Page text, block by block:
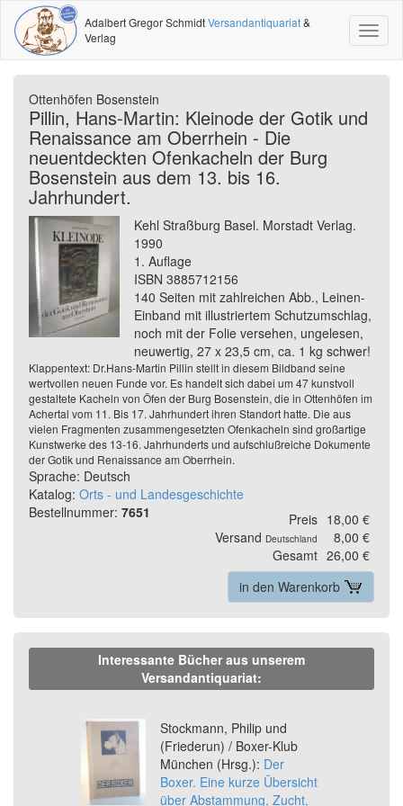
Adalbert Gregor SchmidtVersandantiquariat&
Verlag
Ottenhöfen Bosenstein
Pillin, Hans-Martin: Kleinode der Gotik und
Renaissance am Oberrhein - Die
neuentdeckten Ofenkacheln der Burg
Bosenstein aus dem 13. bis 16.
Jahrhundert.
Kehl Straßburg Basel. Morstadt Verlag.
1990
1. Auflage
ISBN 3885712156
140 Seiten mit zahlreichen Abb., Leinen-
Einband mit illustriertem Schutzumschlag,
noch mit der Folie versehen, ungelesen,
neuwertig, 27 x 23,5 cm, ca. 1 kg schwer!
Klappentext: Dr.Hans-Martin Pillin stellt in diesem Bildband seine
wertvollen neuen Funde vor. Es handelt sich dabei um 47 kunstvoll
gestaltete Kacheln von Öfen der Burg Bosenstein, die in Ottenhöfen im
Achertal vom 11. Bis 17. Jahrhundert ihren Standort hatte. Die aus
vielen Fragmenten zusammengesetzten Ofenkacheln sind großartige
Kunstwerke des 13-16. Jahrhunderts und aufschlußreiche Dokumente
der Gotik und Renaissance am Oberrhein.
Sprache: Deutsch
Katalog: Orts - und Landesgeschichte
Bestellnummer: 7651 Preis 18,00 €
Versand Deutschland
8,00 €
Gesamt 26,00 €
in den Warenkorb
Interessante Bücher aus unserem
Versandantiquariat:
Stockmann, Philip und
(Friederun) / Boxer-Klub
München (Hrsg.): Der
Boxer. Eine kurze Übersicht
über Abstammung, Zucht,
Previous